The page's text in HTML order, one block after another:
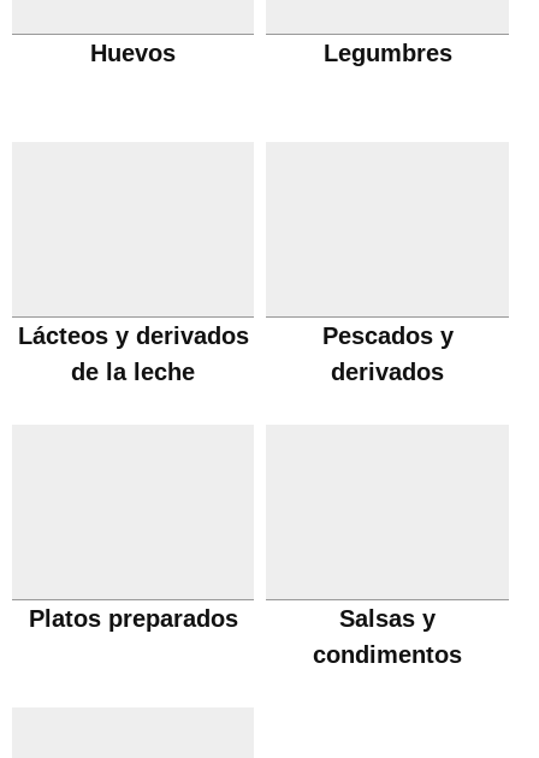
Huevos Legumbres
Lácteos y derivados
de la leche
Pescados y
derivados
Platos preparados
Salsas y
condimentos